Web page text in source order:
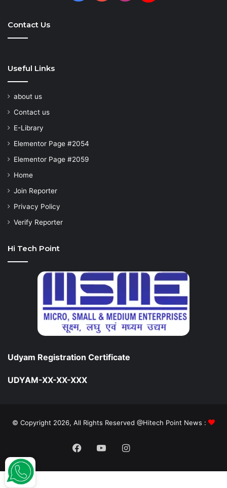
Contact Us
Useful Links
about us
Contact us
E-Library
Elementor Page #2054
Elementor Page #2059
Home
Join Reporter
Privacy Policy
Verify Reporter
Hi Tech Point
Udyam Registration Certificate
UDYAM-XX-XX-XXX
© Copyright 2026, All Rights Reserved @Hitech Point News :
Facebook
YouTubeInstagram
Hunt